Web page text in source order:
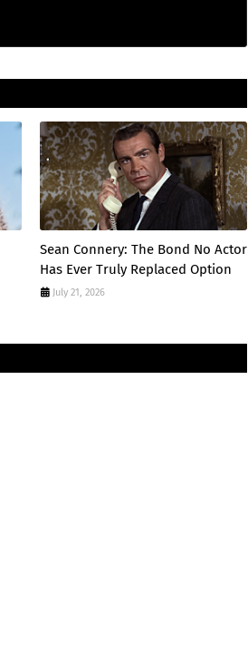
Sean Connery: The Bond No Actor
Has Ever Truly Replaced Option
July 21, 2026